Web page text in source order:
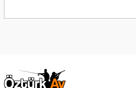
Ürün açıklamasında eksik bilgiler